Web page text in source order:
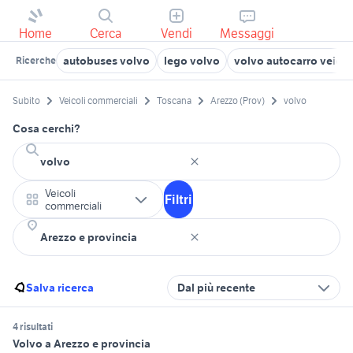
Home Cerca Vendi Messaggi
Ricerche autobuses volvo lego volvo volvo autocarro
Subito Veicoli commerciali Toscana Arezzo (Prov) volvo
Cosa cerchi?
Veicoli
commerciali
Filtri
Salva ricerca Dal più recente
4 risultati
Volvo a Arezzo e provincia